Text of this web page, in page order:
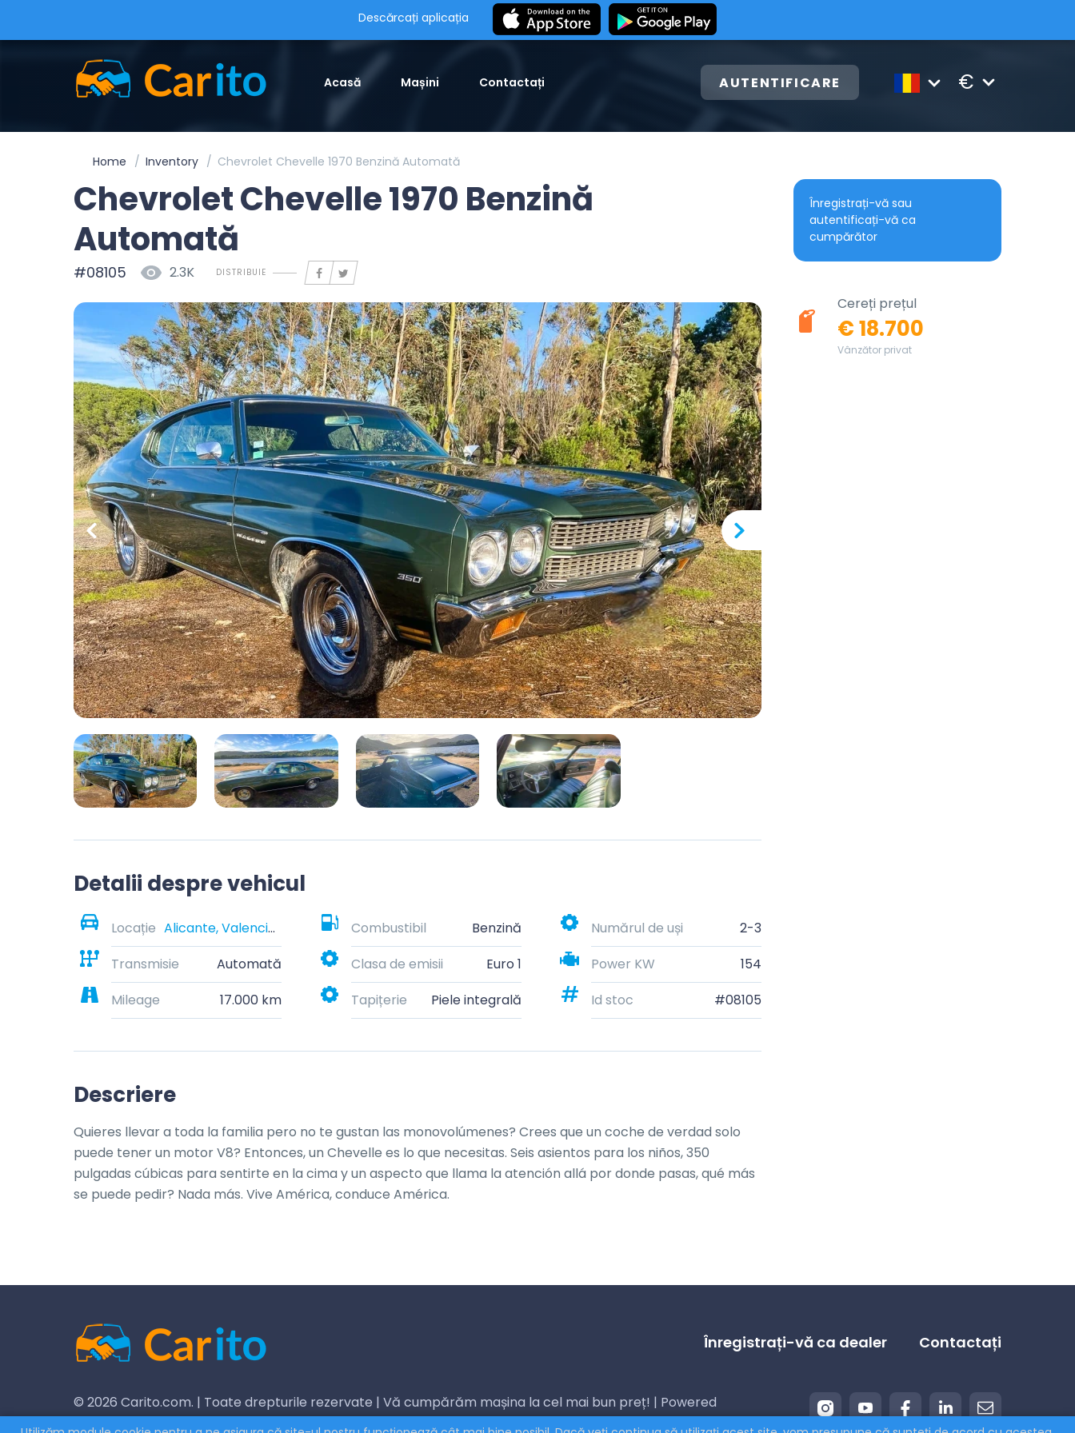
Descărcați aplicația
Acasă Mașini Contactați AUTENTIFICARE €
Home Inventory Chevrolet Chevelle 1970 Benzină Automată
Chevrolet Chevelle 1970 Benzină
Automată
#08105 2.3K DISTRIBUIE
Detalii despre vehicul
Locație Alicante, Valencian Community, Spain Combustibil Benzină Numărul de uși
2-3
Transmisie
Automată Clasa de emisii Euro 1 Power KW
154
Mileage
17.000 km Tapițerie Piele integrală Id stoc #08105
Descriere
Quieres llevar a toda la familia pero no te gustan las monovolúmenes? Crees que un coche de verdad solo
puede tener un motor V8? Entonces, un Chevelle es lo que necesitas. Seis asientos para los niños, 350
pulgadas cúbicas para sentirte en la cima y un aspecto que llama la atención allá por donde pasas, qué más
se puede pedir? Nada más. Vive América, conduce América.
Înregistrați-vă sau
autentificați-vă ca
cumpărător
Cereți prețul
€ 18.700
Vânzător privat
Înregistrați-vă ca dealer Contactați
© 2026 Carito.com. | Toate drepturile rezervate | Vă cumpărăm mașina la cel mai bun preț! | Powered
byCodiCo.io